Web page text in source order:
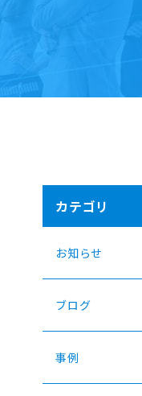
カテゴリ
お知らせ
ブログ
事例